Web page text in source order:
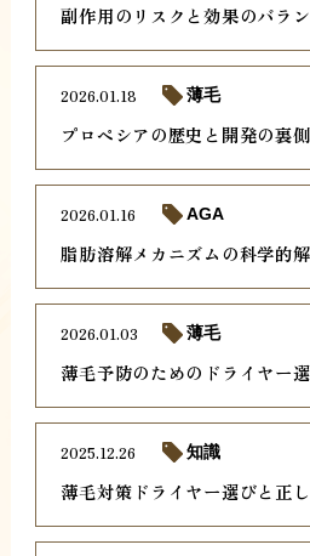
副作用のリスクと効果のバラ
プロペシアの歴史と開発の裏
2026.01.18 薄毛
脂肪溶解メカニズムの科学的
2026.01.16 AGA
薄毛予防のためのドライヤー
2026.01.03 薄毛
薄毛対策ドライヤー選びと正
2025.12.26 知識